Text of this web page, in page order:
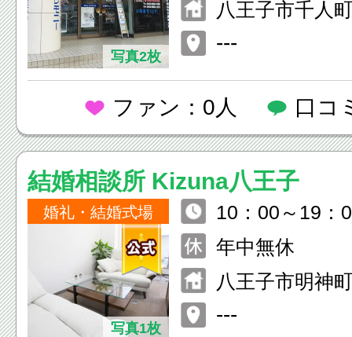
写真2枚
八王子市千人
---
ファン：0人 口コ
結婚相談所 Kizuna八王子
婚礼・結婚式場
写真1枚
10：00～19：
年中無休
八王子市明神
---